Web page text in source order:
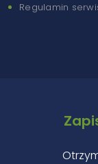
Regulamin